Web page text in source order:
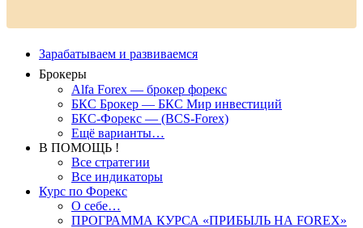
Зарабатываем и развиваемся
Брокеры
Alfa Forex — брокер форекс
БКС Брокер — БКС Мир инвестиций
БКС-Форекс — (BCS-Forex)
Ещё варианты…
В ПОМОЩЬ !
Все стратегии
Все индикаторы
Курс по Форекс
О себе…
ПРОГРАММА КУРСА «ПРИБЫЛЬ НА FOREX»